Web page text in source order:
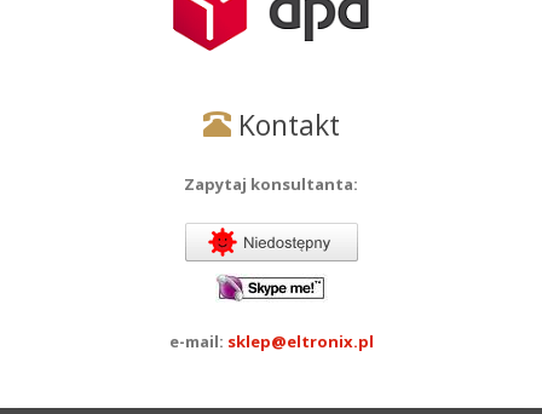
Kontakt
Zapytaj konsultanta:
e-mail: sklep@eltronix.pl